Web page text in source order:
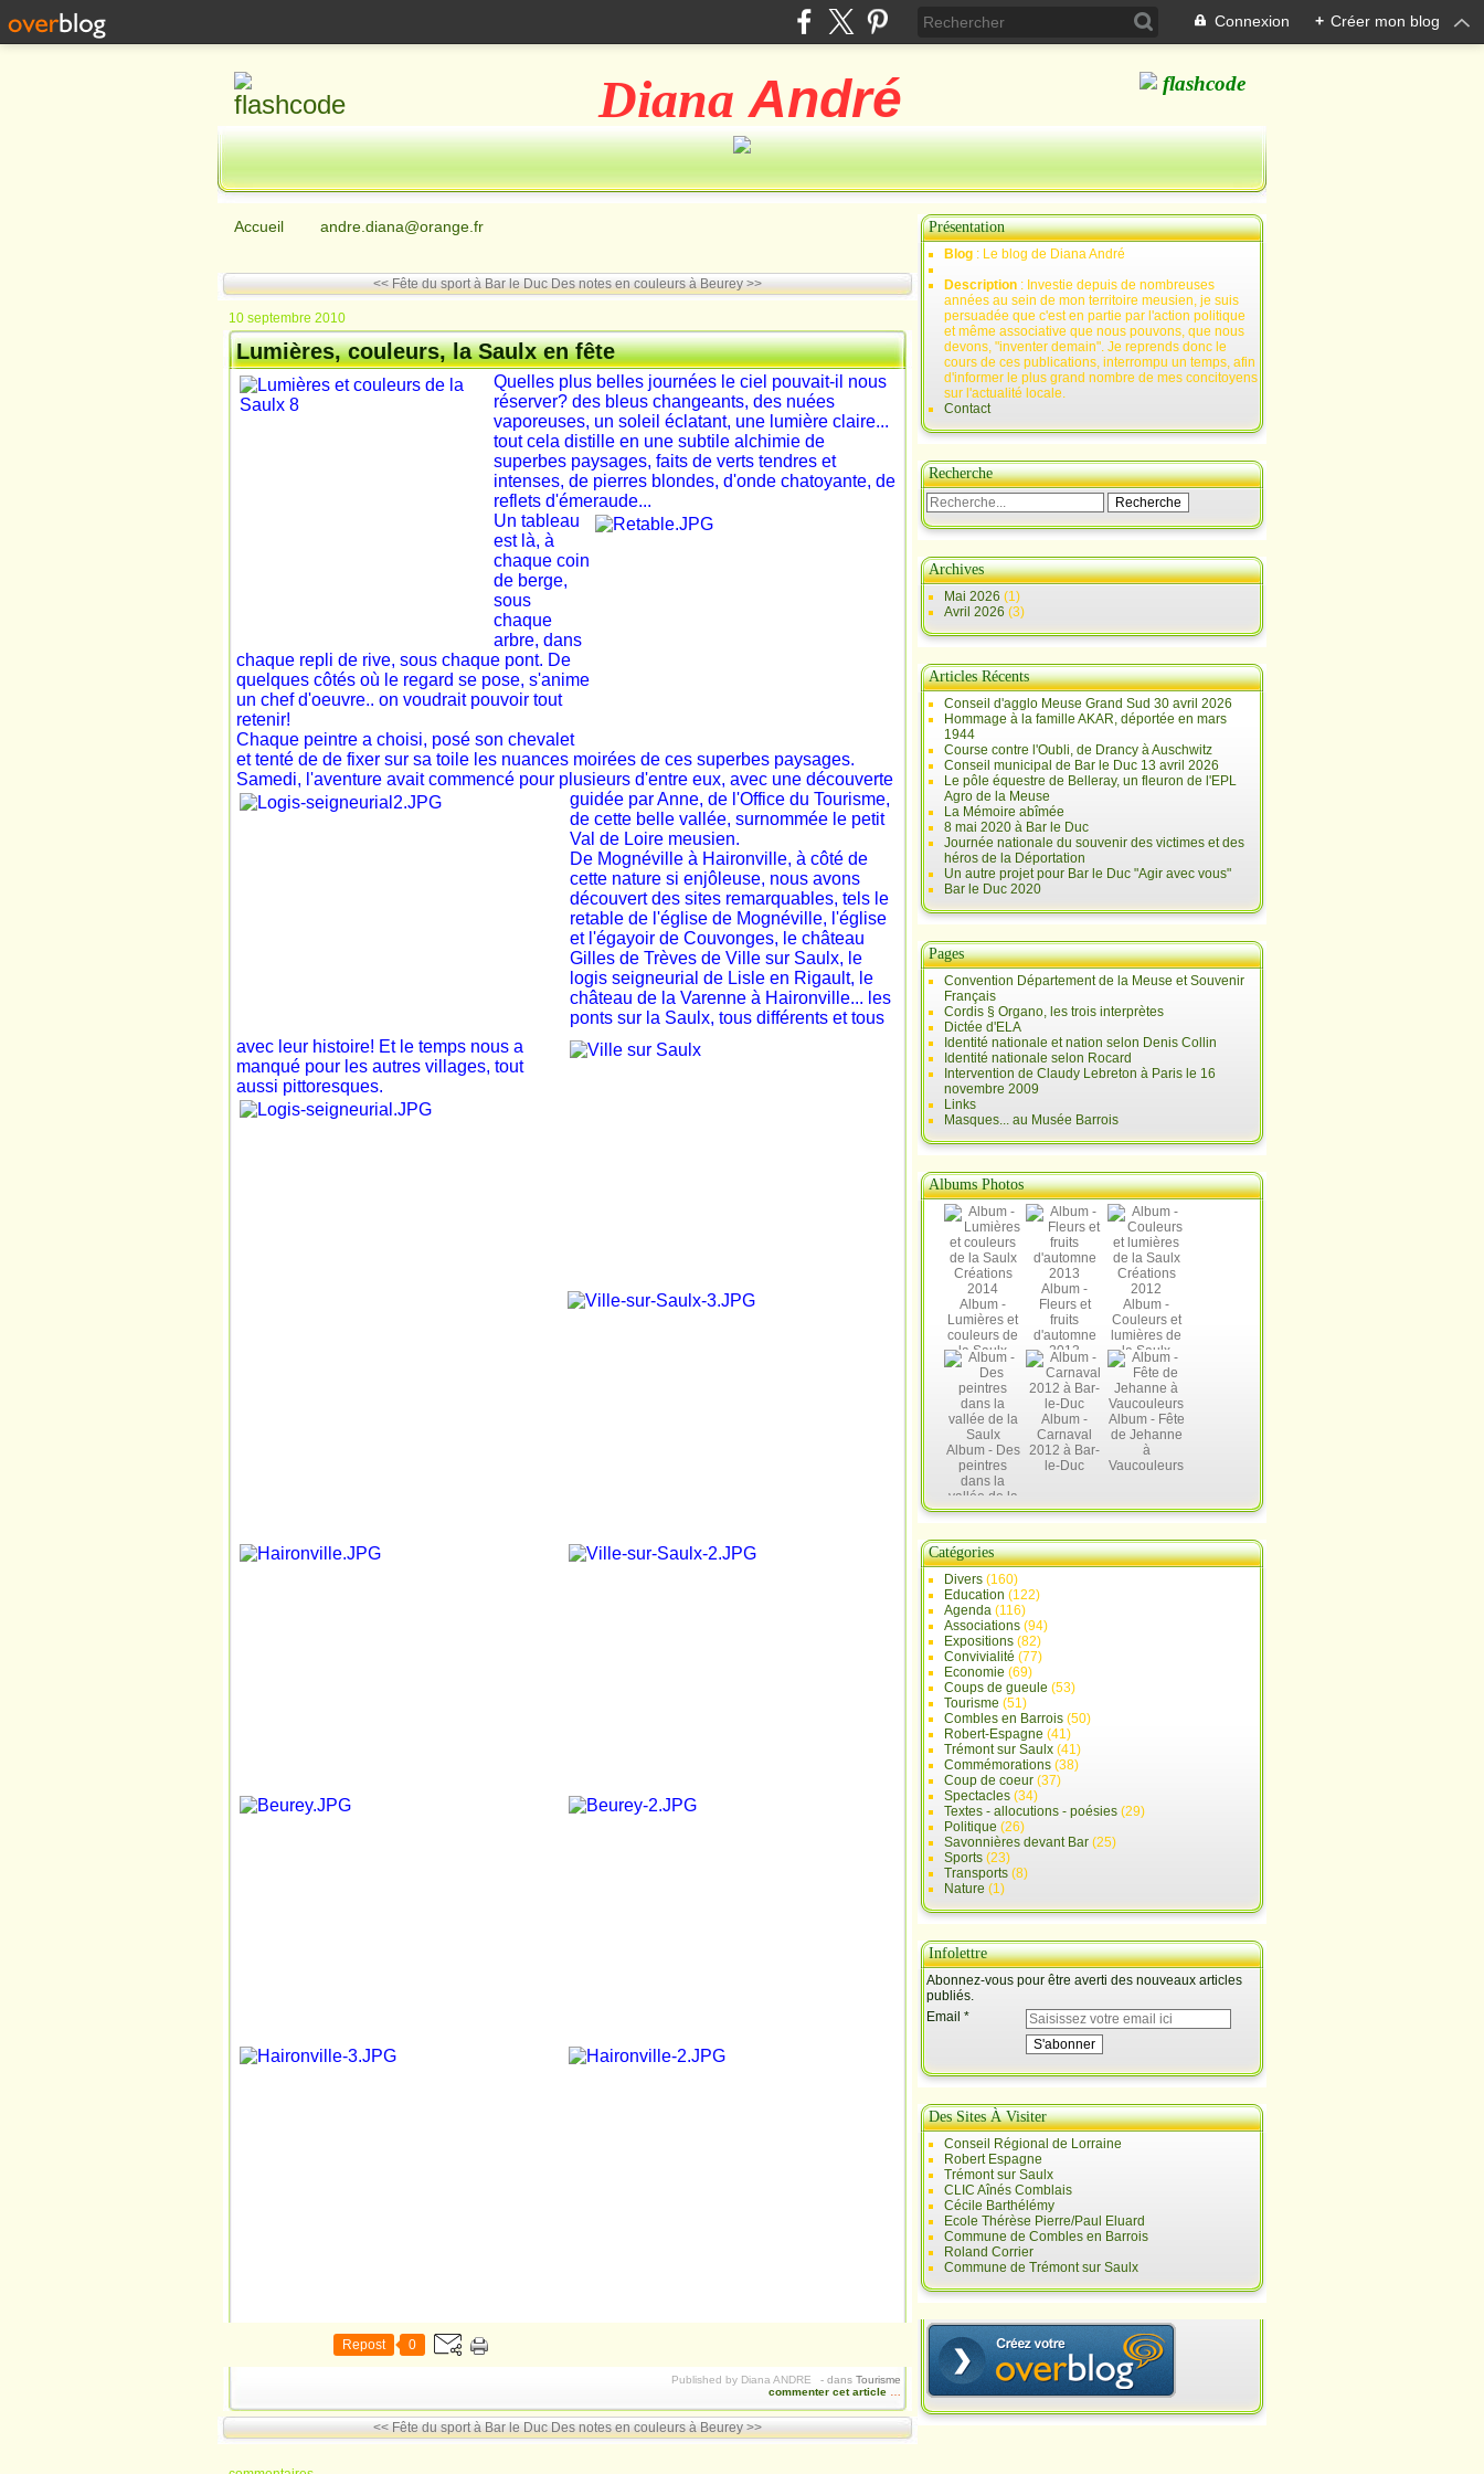
Connexion + Créer mon blog
Diana André
Accueil andre.diana@orange.fr
<< Fête du sport à Bar le Duc Des notes en couleurs à Beurey >>
10 septembre 2010
Lumières, couleurs, la Saulx en fête
Quelles plus belles journées le ciel pouvait-il nous
réserver? des bleus changeants, des nuées
vaporeuses, un soleil éclatant, une lumière claire...
tout cela distille en une subtile alchimie de
superbes paysages, faits de verts tendres et
intenses, de pierres blondes, d'onde chatoyante, de
reflets d'émeraude...
Un tableau
est là, à
chaque coin
de berge,
sous
chaque
arbre, dans
chaque repli de rive, sous chaque pont. De
quelques côtés où le regard se pose, s'anime
un chef d'oeuvre.. on voudrait pouvoir tout
retenir!
Chaque peintre a choisi, posé son chevalet
et tenté de de fixer sur sa toile les nuances moirées de ces superbes paysages.
Samedi, l'aventure avait commencé pour plusieurs d'entre eux, avec une découverte
guidée par Anne, de l'Office du Tourisme,
de cette belle vallée, surnommée le petit
Val de Loire meusien.
De Mognéville à Haironville, à côté de
cette nature si enjôleuse, nous avons
découvert des sites remarquables, tels le
retable de l'église de Mognéville, l'église
et l'égayoir de Couvonges, le château
Gilles de Trèves de Ville sur Saulx, le
logis seigneurial de Lisle en Rigault, le
château de la Varenne à Haironville... les
ponts sur la Saulx, tous différents et tous
avec leur histoire! Et le temps nous a
manqué pour les autres villages, tout
aussi pittoresques.
Repost 0
Published by Diana ANDRE - dans Tourisme
commenter cet article
<< Fête du sport à Bar le Duc Des notes en couleurs à Beurey >>
Présentation
Blog : Le blog de Diana André
Description : Investie depuis de nombreuses
années au sein de mon territoire meusien, je suis
persuadée que c'est en partie par l'action politique
et même associative que nous pouvons, que nous
devons, "inventer demain". Je reprends donc le
cours de ces publications, interrompu un temps, afin
d'informer le plus grand nombre de mes concitoyens
sur l'actualité locale.
Contact
Recherche
Archives
Mai 2026 (1)
Avril 2026 (3)
Articles Récents
Conseil d'agglo Meuse Grand Sud 30 avril 2026
Hommage à la famille AKAR, déportée en mars
1944
Course contre l'Oubli, de Drancy à Auschwitz
Conseil municipal de Bar le Duc 13 avril 2026
Le pôle équestre de Belleray, un fleuron de l'EPL
Agro de la Meuse
La Mémoire abîmée
8 mai 2020 à Bar le Duc
Journée nationale du souvenir des victimes et des
héros de la Déportation
Un autre projet pour Bar le Duc "Agir avec vous"
Bar le Duc 2020
Pages
Convention Département de la Meuse et Souvenir
Français
Cordis § Organo, les trois interprètes
Dictée d'ELA
Identité nationale et nation selon Denis Collin
Identité nationale selon Rocard
Intervention de Claudy Lebreton à Paris le 16
novembre 2009
Links
Masques... au Musée Barrois
Albums Photos
Album -
Lumières et
couleurs de
la Saulx
Créations
2014
Album -
Fleurs et
fruits
d'automne
2013
Album -
Couleurs et
lumières de
la Saulx
Créations
2012
Album - Des
peintres
dans la
vallée de la
Saulx
Album -
Carnaval
2012 à Bar-
le-Duc
Album - Fête
de Jehanne
à
Vaucouleurs
Catégories
Divers (160)
Education (122)
Agenda (116)
Associations (94)
Expositions (82)
Convivialité (77)
Economie (69)
Coups de gueule (53)
Tourisme (51)
Combles en Barrois (50)
Robert-Espagne (41)
Trémont sur Saulx (41)
Commémorations (38)
Coup de coeur (37)
Spectacles (34)
Textes - allocutions - poésies (29)
Politique (26)
Savonnières devant Bar (25)
Sports (23)
Transports (8)
Nature (1)
Infolettre
Abonnez-vous pour être averti des nouveaux articles
publiés.
Email
Des Sites À Visiter
Conseil Régional de Lorraine
Robert Espagne
Trémont sur Saulx
CLIC Aînés Comblais
Cécile Barthélémy
Ecole Thérèse Pierre/Paul Eluard
Commune de Combles en Barrois
Roland Corrier
Commune de Trémont sur Saulx